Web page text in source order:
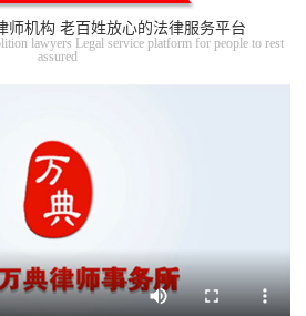
师机构 老百姓放心的法律服务平台
lawyers Legal service platform for people to rest
assured